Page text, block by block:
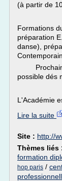
(à partir de
Formations
préparation
danse),
Contemporain
possible dés
L'Académie
Lire la suite
Site : http://
Thèmes liés
formation
hop paris /